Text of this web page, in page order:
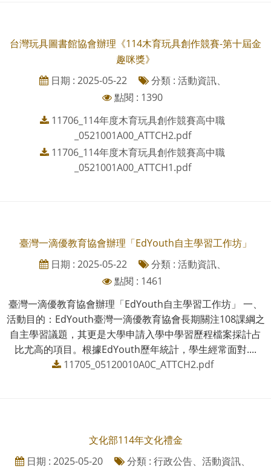
台灣玩具圖書館協會辦理《114木育玩具創作競賽-第十屆金
趣咪獎》
日期 : 2025-05-22
分類 : 活動資訊、
點閱 : 1390
11706_114年度木育玩具創作競賽高中職
_0521001A00_ATTCH2.pdf
11706_114年度木育玩具創作競賽高中職
_0521001A00_ATTCH1.pdf
臺灣一滴優教育協會辦理「EdYouth自主學習工作坊」
日期 : 2025-05-22
分類 : 活動資訊、
點閱 : 1461
臺灣一滴優教育協會辦理「EdYouth自主學習工作坊」 一、
活動目的：EdYouth臺灣一滴優教育協會長期關注108課綱之
自主學習議題，其更是大學申請入學中學習歷程檔案採計占
比尤高的項目。根據EdYouth歷年統計，學生經常面對....
11705_05120010A0C_ATTCH2.pdf
文化部114年文化禮金
日期 : 2025-05-20
分類 : 行政公告、活動資訊、